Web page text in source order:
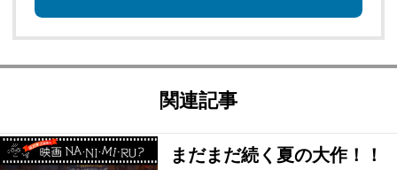
関連記事
まだまだ続く夏の大作！！